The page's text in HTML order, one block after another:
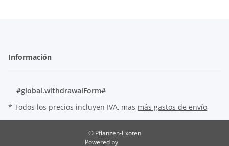
Información
#global.withdrawalForm#
* Todos los precios incluyen IVA, mas más gastos de envío
© Pflanzen-Exoten
Powered by